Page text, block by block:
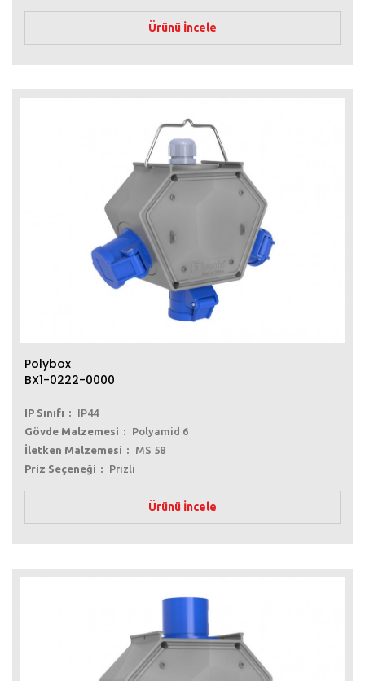
Ürünü İncele
Polybox
BX1-0222-0000
IP Sınıfı
IP44
Gövde Malzemesi
Polyamid 6
İletken Malzemesi
MS 58
Priz Seçeneği
Prizli
Ürünü İncele